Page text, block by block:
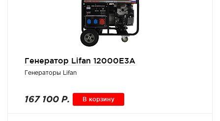
Генератор Lifan 12000E3A
Генераторы Lifan
167 100 Р. В корзину